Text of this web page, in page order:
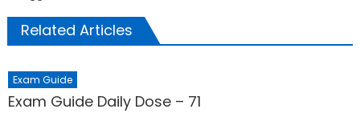
Related Articles
Exam Guide
Exam Guide Daily Dose – 71